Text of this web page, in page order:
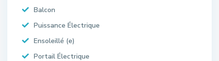
Balcon
Puissance Électrique
Ensoleillé (e)
Portail Électrique